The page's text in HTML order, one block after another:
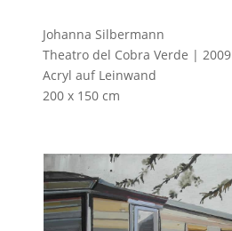
Johanna Silbermann
Theatro del Cobra Verde | 2009
Acryl auf Leinwand
200 x 150 cm